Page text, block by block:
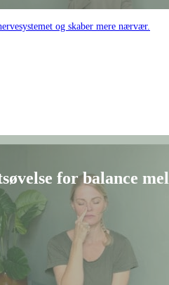
og skaber mere nærvær.
for balance